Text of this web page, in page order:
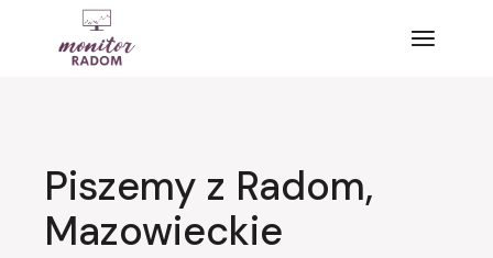
Piszemy z Radom,
Mazowieckie